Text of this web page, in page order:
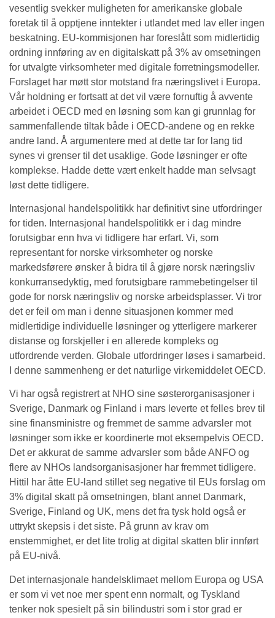
vesentlig svekker muligheten for amerikanske globale
foretak til å opptjene inntekter i utlandet med lav eller ingen
beskatning. EU-kommisjonen har foreslått som midlertidig
ordning innføring av en digitalskatt på 3% av omsetningen
for utvalgte virksomheter med digitale forretningsmodeller.
Forslaget har møtt stor motstand fra næringslivet i Europa.
Vår holdning er fortsatt at det vil være fornuftig å avvente
arbeidet i OECD med en løsning som kan gi grunnlag for
sammenfallende tiltak både i OECD-andene og en rekke
andre land. Å argumentere med at dette tar for lang tid
synes vi grenser til det usaklige. Gode løsninger er ofte
komplekse. Hadde dette vært enkelt hadde man selvsagt
løst dette tidligere.
Internasjonal handelspolitikk har definitivt sine utfordringer
for tiden. Internasjonal handelspolitikk er i dag mindre
forutsigbar enn hva vi tidligere har erfart. Vi, som
representant for norske virksomheter og norske
markedsførere ønsker å bidra til å gjøre norsk næringsliv
konkurransedyktig, med forutsigbare rammebetingelser til
gode for norsk næringsliv og norske arbeidsplasser. Vi tror
det er feil om man i denne situasjonen kommer med
midlertidige individuelle løsninger og ytterligere markerer
distanse og forskjeller i en allerede kompleks og
utfordrende verden. Globale utfordringer løses i samarbeid.
I denne sammenheng er det naturlige virkemiddelet OECD.
Vi har også registrert at NHO sine søsterorganisasjoner i
Sverige, Danmark og Finland i mars leverte et felles brev til
sine finansministre og fremmet de samme advarsler mot
løsninger som ikke er koordinerte mot eksempelvis OECD.
Det er akkurat de samme advarsler som både ANFO og
flere av NHOs landsorganisasjoner har fremmet tidligere.
Hittil har åtte EU-land stillet seg negative til EUs forslag om
3% digital skatt på omsetningen, blant annet Danmark,
Sverige, Finland og UK, mens det fra tysk hold også er
uttrykt skepsis i det siste. På grunn av krav om
enstemmighet, er det lite trolig at digital skatten blir innført
på EU-nivå.
Det internasjonale handelsklimaet mellom Europa og USA
er som vi vet noe mer spent enn normalt, og Tyskland
tenker nok spesielt på sin bilindustri som i stor grad er